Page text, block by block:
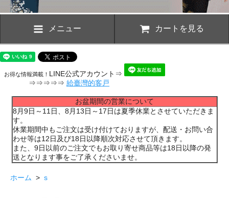
メニュー カートを見る
お得な情報満載！ LINE公式アカウント⇒
⇒⇒⇒⇒⇒ 給臺灣的客戸
お盆期間の営業について
8月9日～11日、8月13日～17日は夏季休業とさせていただきま
す。
休業期間中もご注文は受け付けておりますが、配送・お問い合
わせ等は12日及び18日以降順次対応させて頂きます。
また、9日以前のご注文でもお取り寄せ商品等は18日以降の発
送となります事をご了承くださいませ。
ホーム > s